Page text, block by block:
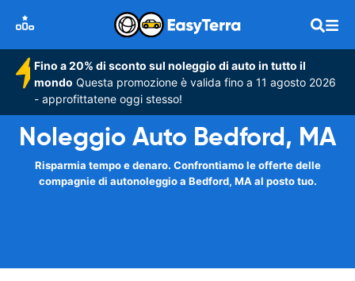
Fino a 20% di sconto sul noleggio di auto in tutto il
mondo Questa promozione è valida fino a 11 agosto 2026
- approfittatene oggi stesso!
Noleggio Auto Bedford, MA
Risparmia tempo e denaro. Confrontiamo le offerte delle
compagnie di autonoleggio a Bedford, MA al posto tuo.